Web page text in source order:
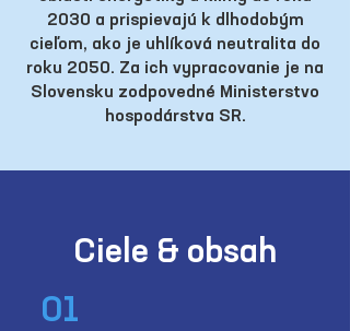
2030 a prispievajú k dlhodobým
cieľom, ako je uhlíková neutralita do
roku 2050. Za ich vypracovanie je na
Slovensku zodpovedné Ministerstvo
hospodárstva SR.
Ciele & obsah
01